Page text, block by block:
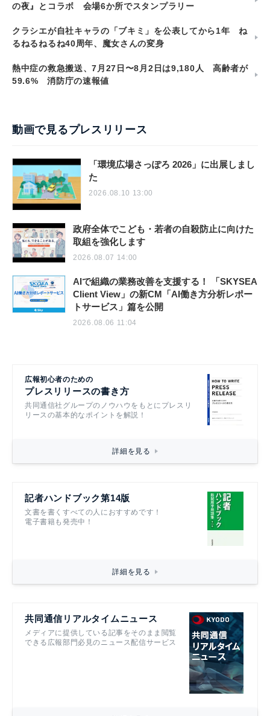
の夜』とコラボ 会場6か所でスタンプラリー
クラシエが自社キャラの「ブキミ」を公表してから1年 ね
るねるねるね40周年、魔女さんの変身
熱中症の救急搬送、7月27日〜8月2日は9,180人 高齢者が
59.6% 消防庁の速報値
動画で見るプレスリリース
「環境広場さっぽろ 2026」に出展しまし
た
2026.08.10 13:00
政府全体でこども・若者の自殺防止に向けた
取組を強化します
2026.08.07 14:00
AIで組織の業務改善を支援する！ 「SKYSEA
Client View」の新CM「AI働き方分析レポー
トサービス」篇を公開
2026.08.06 11:04
広報初心者のための
プレスリリースの書き方
共同通信社グループのノウハウをもとにプレスリ
リースの基本的なポイントを解説！
詳細を見る
記者ハンドブック第14版
文書を書くすべての人におすすめです！
電子書籍も発売中！
詳細を見る
共同通信リアルタイムニュース
メディアに提供している記事をそのまま閲覧
できる広報部門必見のニュース配信サービス